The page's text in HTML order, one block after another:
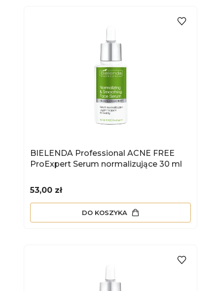
BIELENDA Professional ACNE FREE
ProExpert Serum normalizujące 30 ml
Cena
53,00 zł
DO KOSZYKA